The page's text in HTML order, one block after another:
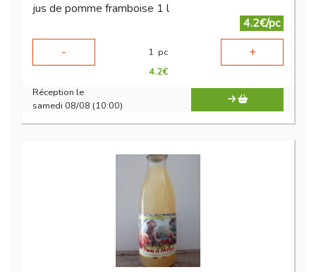
jus de pomme framboise 1 l
4.2€/pc
-
1 pc +
4.2€
Réception le
samedi 08/08 (10:00)